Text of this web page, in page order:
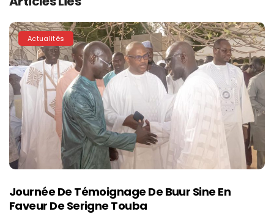
Actualités
Journée De Témoignage De Buur Sine En
Faveur De Serigne Touba